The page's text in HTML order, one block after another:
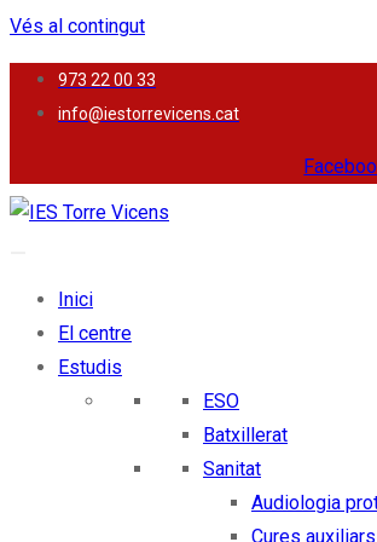
Vés al contingut
973 22 00 33
info@iestorrevicens.cat
Inici
El centre
Estudis
ESO
Batxillerat
Sanitat
Audiologia
Cures